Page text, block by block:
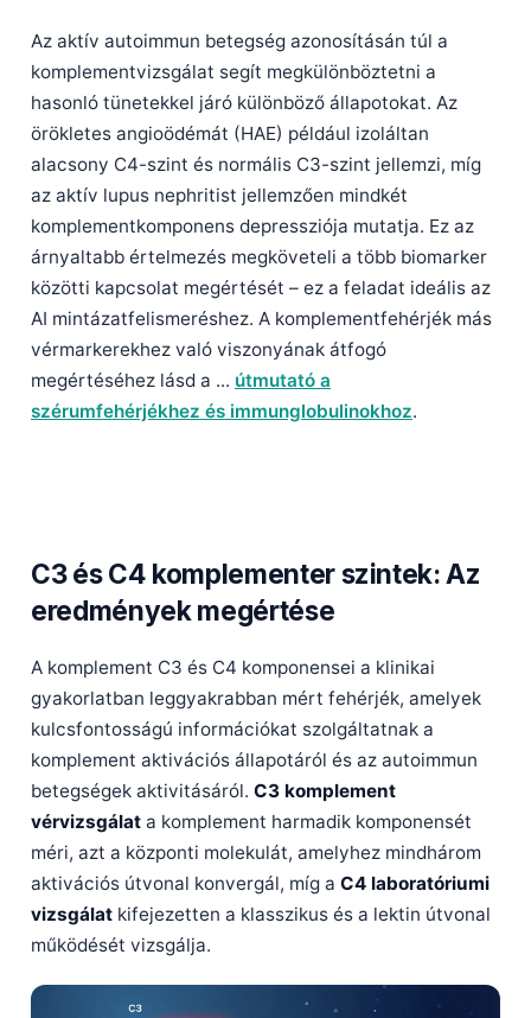
Az aktív autoimmun betegség azonosításán túl a
komplementvizsgálat segít megkülönböztetni a
hasonló tünetekkel járó különböző állapotokat. Az
örökletes angioödémát (HAE) például izoláltan
alacsony C4-szint és normális C3-szint jellemzi, míg
az aktív lupus nephritist jellemzően mindkét
komplementkomponens depressziója mutatja. Ez az
árnyaltabb értelmezés megköveteli a több biomarker
közötti kapcsolat megértését – ez a feladat ideális az
AI mintázatfelismeréshez. A komplementfehérjék más
vérmarkerekhez való viszonyának átfogó
megértéséhez lásd a ... útmutató a
szérumfehérjékhez és immunglobulinokhoz.
C3 és C4 komplementer szintek: Az
eredmények megértése
A komplement C3 és C4 komponensei a klinikai
gyakorlatban leggyakrabban mért fehérjék, amelyek
kulcsfontosságú információkat szolgáltatnak a
komplement aktivációs állapotáról és az autoimmun
betegségek aktivitásáról. C3 komplement
vérvizsgálat a komplement harmadik komponensét
méri, azt a központi molekulát, amelyhez mindhárom
aktivációs útvonal konvergál, míg a C4 laboratóriumi
vizsgálat kifejezetten a klasszikus és a lektin útvonal
működését vizsgálja.